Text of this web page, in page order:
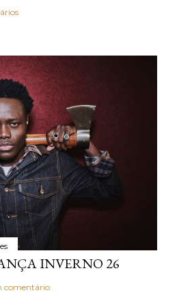
INVERNO 26
comentário